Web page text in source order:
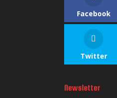
Facebook
Twitter
Newsletter